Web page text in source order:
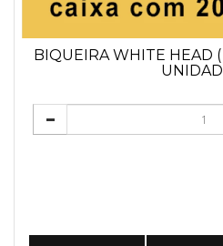
BIQUEIRA WHITE HEAD